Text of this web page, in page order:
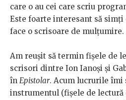
care o au cei care scriu
Este foarte interesant să simți
face o scrisoare de mulțumire.
Am reușit să termin fișele de
scrisori dintre Ion Ianoși și
în Epistolar. Acum lucrurile îmi
instrumentul (fișele de lectură